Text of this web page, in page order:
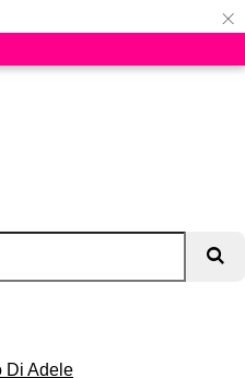
×
Di Adele